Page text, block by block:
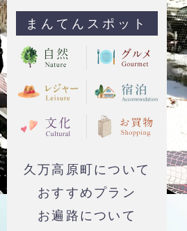
まんてんスポット
久万高原町について
おすすめプラン
お遍路について